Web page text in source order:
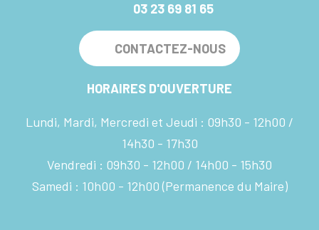
03 23 69 81 65
CONTACTEZ-NOUS
HORAIRES D'OUVERTURE
Lundi, Mardi, Mercredi et Jeudi : 09h30 - 12h00
14h30 - 17h30
Vendredi : 09h30 - 12h00
14h00 - 15h30
Samedi : 10h00 - 12h00 (Permanence du Maire)